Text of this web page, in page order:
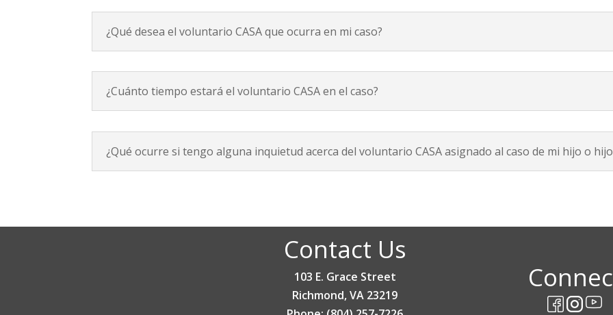
¿Qué desea el voluntario CASA que ocurra en mi caso?
¿Cuánto tiempo estará el voluntario CASA en el caso?
¿Qué ocurre si tengo alguna inquietud acerca del voluntario CASA asignado al caso de mi hijo o
Contact Us
103 E. Grace Street
Richmond, VA 23219